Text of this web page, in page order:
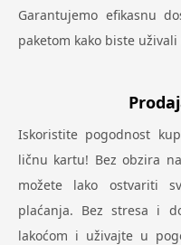
Garantujemo efikasnu
paketom kako biste
Iskoristite pogodnost
ličnu kartu! Bez obzira
možete lako ostvariti
plaćanja. Bez stresa i
lakoćom i uživajte u